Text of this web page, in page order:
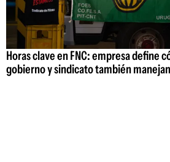
Horas clave en FNC: empresa define
gobierno y sindicato también